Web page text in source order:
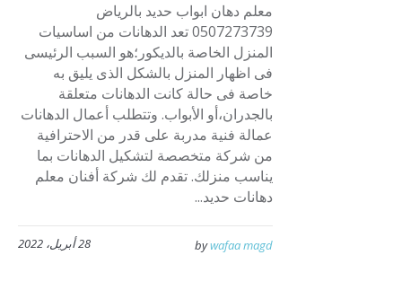
معلم دهان ابواب حديد بالرياض
0507273739 تعد الدهانات من اساسيات
المنزل الخاصة بالديكور؛هو السبب الرئيسى
فى اظهار المنزل بالشكل الذى يليق به
خاصة فى حالة كانت الدهانات متعلقة
بالجدران،أو الأبواب. وتتطلب أعمال الدهانات
عمالة فنية مدربة على قدر من الاحترافية
من شركة متخصصة لتشكيل الدهانات بما
يناسب منزلك. تقدم لك شركة أفنان معلم
دهانات حديد...
28 أبريل، 2022 bywafaa magd